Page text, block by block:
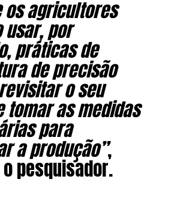
agricultores
usar, por
práticas de
de precisão
o seu
tomar as medidas
para
a produção”,
pesquisador.